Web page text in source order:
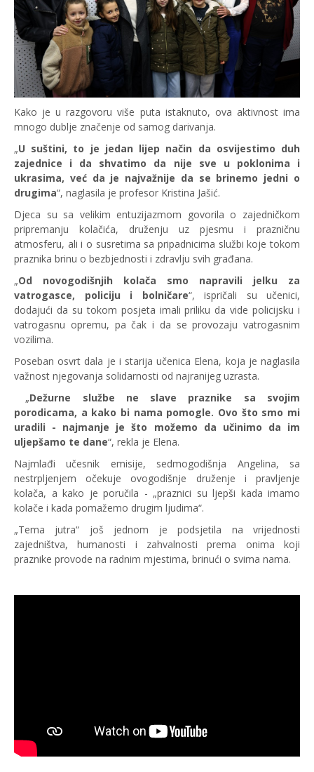
Kako je u razgovoru više puta istaknuto, ova aktivnost ima
mnogo dublje značenje od samog darivanja.
„U suštini, to je jedan lijep način da osvijestimo duh
zajednice i da shvatimo da nije sve u poklonima i
ukrasima, već da je najvažnije da se brinemo jedni o
drugima“, naglasila je profesor Kristina Jašić.
Djeca su sa velikim entuzijazmom govorila o zajedničkom
pripremanju kolačića, druženju uz pjesmu i prazničnu
atmosferu, ali i o susretima sa pripadnicima službi koje tokom
praznika brinu o bezbjednosti i zdravlju svih građana.
„Od novogodišnjih kolača smo napravili jelku za
vatrogasce, policiju i bolničare“, ispričali su učenici,
dodajući da su tokom posjeta imali priliku da vide policijsku i
vatrogasnu opremu, pa čak i da se provozaju vatrogasnim
vozilima.
Poseban osvrt dala je i starija učenica Elena, koja je naglasila
važnost njegovanja solidarnosti od najranijeg uzrasta.
„Dežurne službe ne slave praznike sa svojim
porodicama, a kako bi nama pomogle. Ovo što smo mi
uradili - najmanje je što možemo da učinimo da im
uljepšamo te dane“, rekla je Elena.
Najmlađi učesnik emisije, sedmogodišnja Angelina, sa
nestrpljenjem očekuje ovogodišnje druženje i pravljenje
kolača, a kako je poručila - „praznici su ljepši kada imamo
kolače i kada pomažemo drugim ljudima“.
„Tema jutra“ još jednom je podsjetila na vrijednosti
zajedništva, humanosti i zahvalnosti prema onima koji
praznike provode na radnim mjestima, brinući o svima nama.